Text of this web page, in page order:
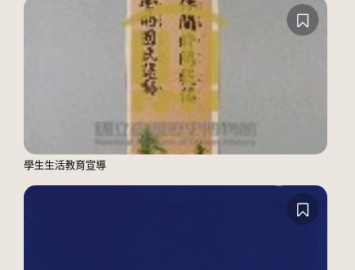
學生生活教育宣導